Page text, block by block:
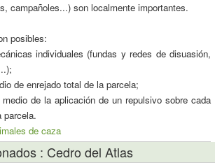
campañoles...) son localmente importantes.
posibles:
individuales (fundas y redes de disuasión,
de enrejado total de la parcela;
de la aplicación de un repulsivo sobre cada
parcela.
de caza
: Cedro del Atlas